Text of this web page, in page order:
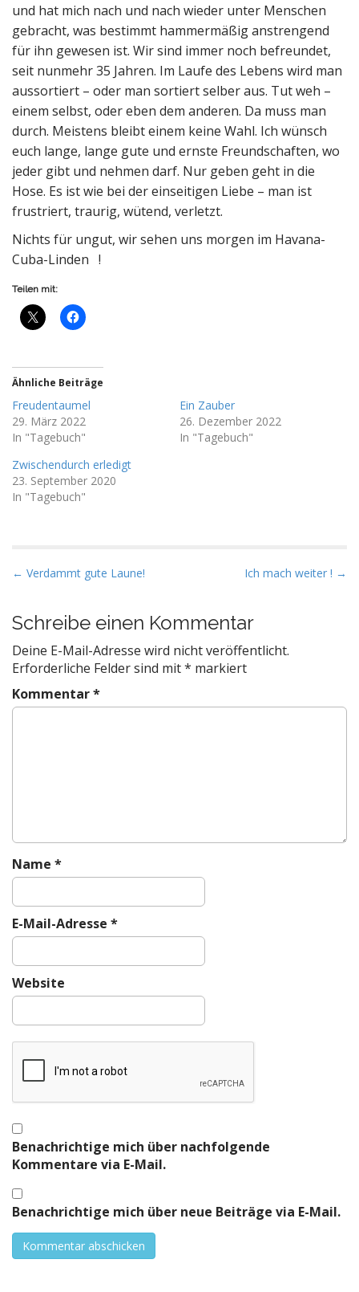
und hat mich nach und nach wieder unter Menschen
gebracht, was bestimmt hammermäßig anstrengend
für ihn gewesen ist. Wir sind immer noch befreundet,
seit nunmehr 35 Jahren. Im Laufe des Lebens wird man
aussortiert – oder man sortiert selber aus. Tut weh –
einem selbst, oder eben dem anderen. Da muss man
durch. Meistens bleibt einem keine Wahl. Ich wünsch
euch lange, lange gute und ernste Freundschaften, wo
jeder gibt und nehmen darf. Nur geben geht in die
Hose. Es ist wie bei der einseitigen Liebe – man ist
frustriert, traurig, wütend, verletzt.
Nichts für ungut, wir sehen uns morgen im Havana-
Cuba-Linden !
Teilen mit:
Ähnliche Beiträge
Freudentaumel
29. März 2022
In "Tagebuch"
Ein Zauber
26. Dezember 2022
In "Tagebuch"
Zwischendurch erledigt
23. September 2020
In "Tagebuch"
P
s
t
n
a
v
n
← Verdammt gute Laune! Ich mach weiter ! →
Schreibe einen Kommentar
Deine E-Mail-Adresse wird nicht veröffentlicht.
Erforderliche Felder sind mit* markiert
Kommentar*
Name *
E-Mail-Adresse *
Website
Benachrichtige mich über nachfolgende
Kommentare via E-Mail.
Benachrichtige mich über neue Beiträge via E-Mail.